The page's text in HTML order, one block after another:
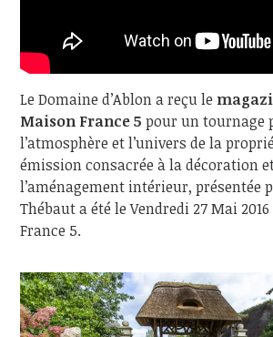
Le Domaine d’Ablon a reçu le
Maison France 5 pour un tournage
l’atmosphère et l’univers de la
émission consacrée à la décoration
l’aménagement intérieur, présentée
Thébaut a été le Vendredi 27 Mai
France 5.